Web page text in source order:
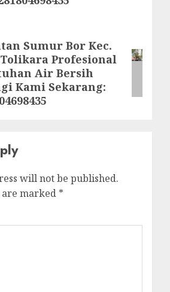
Sumur Bor Kec.
Profesional
Air Bersih
Kami Sekarang:
will not be published.
marked *